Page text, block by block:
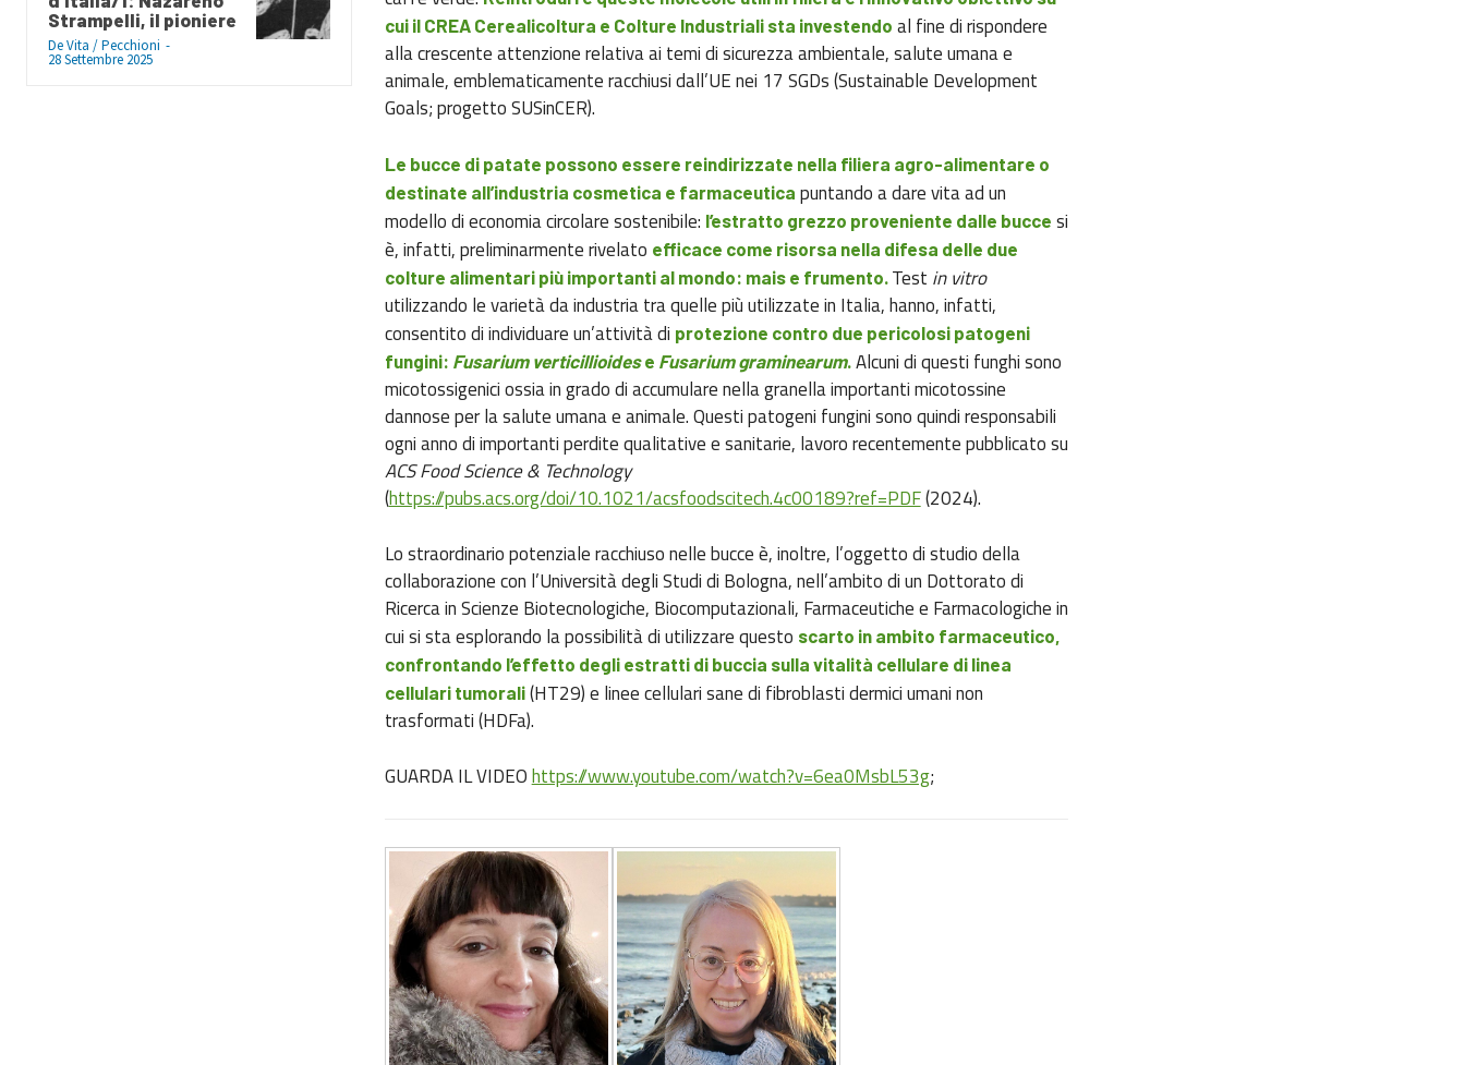
Strampelli, il pioniere
De Vita / Pecchioni -
28 Settembre 2025
cui il CREA Cerealicoltura e Colture Industriali sta investendo al fine di rispondere
alla crescente attenzione relativa ai temi di sicurezza ambientale, salute umana e
animale, emblematicamente racchiusi dall’UE nei 17 SGDs (Sustainable Development
Goals; progetto SUSinCER).
Le bucce di patate possono essere reindirizzate nella filiera agro-alimentare o
destinate all’industria cosmetica e farmaceutica puntando a dare vita ad un
modello di economia circolare sostenibile: l’estratto grezzo proveniente dalle bucce si
è, infatti, preliminarmente rivelato efficace come risorsa nella difesa delle due
colture alimentari più importanti al mondo: mais e frumento. Test in vitro
utilizzando le varietà da industria tra quelle più utilizzate in Italia, hanno, infatti,
consentito di individuare un’attività di protezione contro due pericolosi patogeni
fungini: Fusarium verticillioidese Fusarium graminearum.Alcuni di questi funghi sono
micotossigenici ossia in grado di accumulare nella granella importanti micotossine
dannose per la salute umana e animale. Questi patogeni fungini sono quindi responsabili
ogni anno di importanti perdite qualitative e sanitarie, lavoro recentemente pubblicato su
ACS Food Science & Technology
(https://pubs.acs.org/doi/10.1021/acsfoodscitech.4c00189?ref=PDF(2024).
Lo straordinario potenziale racchiuso nelle bucce è, inoltre, l’oggetto di studio della
collaborazione con l’Università degli Studi di Bologna, nell’ambito di un Dottorato di
Ricerca in Scienze Biotecnologiche, Biocomputazionali, Farmaceutiche e Farmacologiche in
cui si sta esplorando la possibilità di utilizzare questo scarto in ambito farmaceutico,
confrontando l’effetto degli estratti di buccia sulla vitalità cellulare di linea
cellulari tumorali(HT29) e linee cellulari sane di fibroblasti dermici umani non
trasformati (HDFa).
GUARDA IL VIDEOhttps://www.youtube.com/watch?v=6ea0MsbL53g;